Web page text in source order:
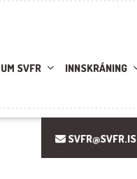
UM SVFR INNSKRÁNING
SVFR@SVFR.IS